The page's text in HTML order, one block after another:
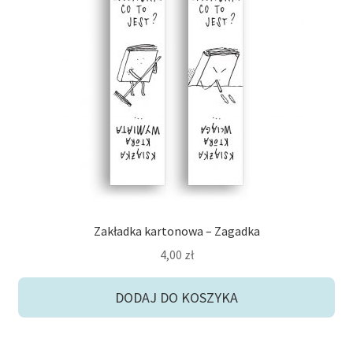
Zakładka kartonowa – Zagadka
4,00 zł
DODAJ DO KOSZYKA